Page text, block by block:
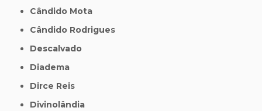
Cândido Mota
Cândido Rodrigues
Descalvado
Diadema
Dirce Reis
Divinolândia